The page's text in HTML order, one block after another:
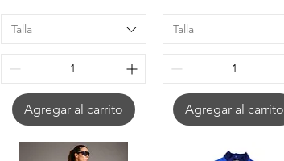
Talla
Agregar al carrito
Talla
Agregar al carrito